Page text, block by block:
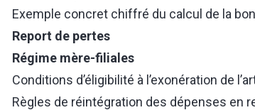
Exemple concret chiffré du calcul de la
Report de pertes
Régime mère-filiales
Conditions d’éligibilité à l’exonération de
Règles de réintégration des dépenses en